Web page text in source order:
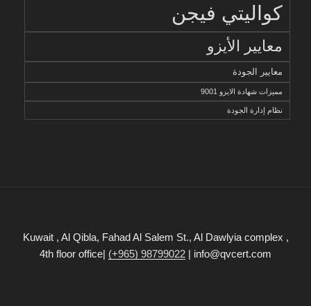
كواليتي فيجن
معايير الأيزو
معايير الجودة
مميزات شهادة الايزو 9001
نظام إدارة الجودة
Kuwait , Al Qibla, Fahad Al Salem St., Al Dawlyia complex ,
4th floor office| (+965) 98799022 | info@qvcert.com